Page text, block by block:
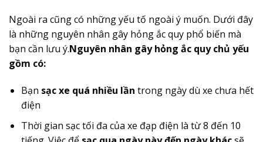
Ngoài ra cũng có những yếu tố ngoài ý muốn. Dưới đây
là những nguyên nhân gây hỏng ắc quy phổ biến mà
bạn cần lưu ý.Nguyên nhân gây hỏng ắc quy chủ yếu
gồm có:
Bạn sạc xe quá nhiều lần trong ngày dù xe chưa hết
điện
Thời gian sạc tối đa của xe đạp điện là từ 8 đến 10